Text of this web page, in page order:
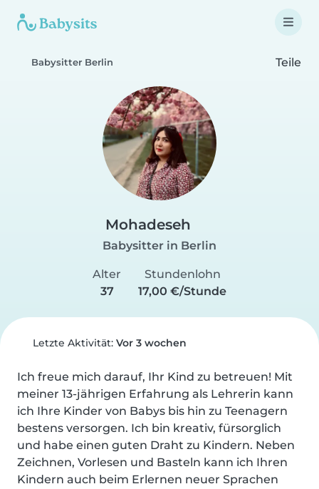
Babysitter Berlin Teile
Mohadeseh
Babysitter in Berlin
Alter
37
Stundenlohn
17,00 €/Stunde
Letzte Aktivität: Vor 3 wochen
Ich freue mich darauf, Ihr Kind zu betreuen! Mit
meiner 13-jährigen Erfahrung als Lehrerin kann
ich Ihre Kinder von Babys bis hin zu Teenagern
bestens versorgen. Ich bin kreativ, fürsorglich
und habe einen guten Draht zu Kindern. Neben
Zeichnen, Vorlesen und Basteln kann ich Ihren
Kindern auch beim Erlernen neuer Sprachen